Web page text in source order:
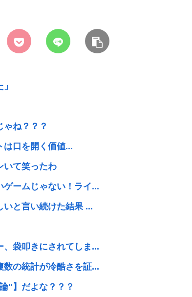
ゃね？？？
は口を開く価値...
いて笑ったわ
ゲームじゃない！ライ...
と言い続けた結果 ...
袋叩きにされてしま...
の統計が冷酷さを証...
"】だよな？？？